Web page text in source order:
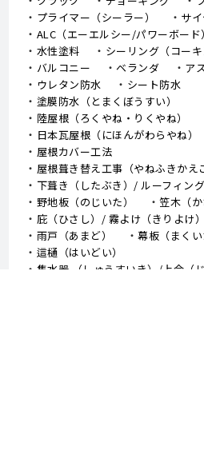
プライマー（シーラー）
サ
ALC（エーエルシー/パワーボード）
水性塗料
シーリング（コー
バルコニー
ベランダ
ア
ウレタン防水
シート防水
塗膜防水（とまくぼうすい）
陸屋根（ろくやね・りくやね）
日本瓦屋根（にほんがわらやね）
屋根カバー工法
屋根葺き替え工事（やねふきかえ
下葺き（したぶき）/ ルーフィング
野地板（のじいた）
笠木（か
庇（ひさし）/ 霧よけ（きりよけ）
雨戸（あまど）
幕板（まくい
這樋（はいどい）
集水器 （しゅうすいき）/上合（じ